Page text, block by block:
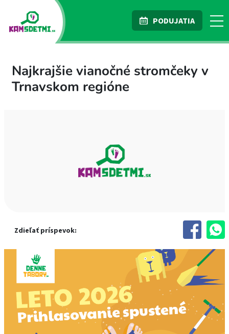
PODUJATIA
Najkrajšie vianočné stromčeky v
Trnavskom regióne
Zdieľať príspevok: